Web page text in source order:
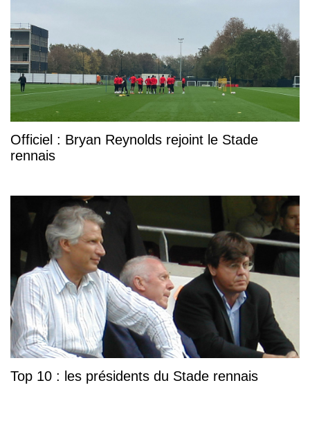
Officiel : Bryan Reynolds rejoint le Stade
rennais
Top 10 : les présidents du Stade rennais